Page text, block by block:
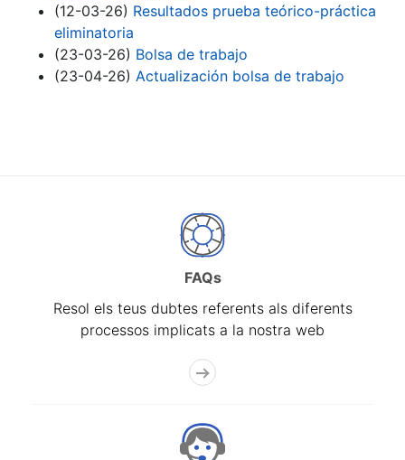
(12-03-26) Resultados prueba teórico-práctica
eliminatoria
(23-03-26) Bolsa de trabajo
(23-04-26) Actualización bolsa de trabajo
FAQs
Resol els teus dubtes referents als diferents
processos implicats a la nostra web